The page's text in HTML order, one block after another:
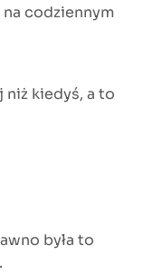
codziennym
kiedyś, a to
była to